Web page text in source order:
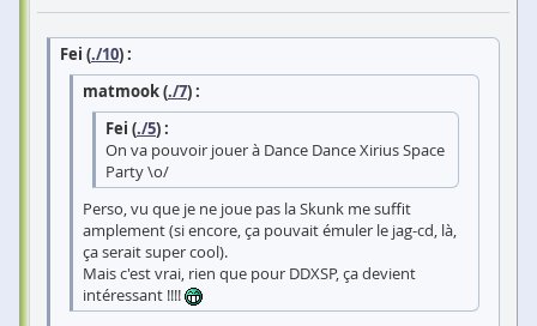
Fei (./10) :
matmook (./7) :
Fei (./5) :
On va pouvoir jouer à Dance Dance Xirius Space
Party \o/
Perso, vu que je ne joue pas la Skunk me suffit
amplement (si encore, ça pouvait émuler le jag-cd, là,
ça serait super cool).
Mais c'est vrai, rien que pour DDXSP, ça devient
intéressant !!!!